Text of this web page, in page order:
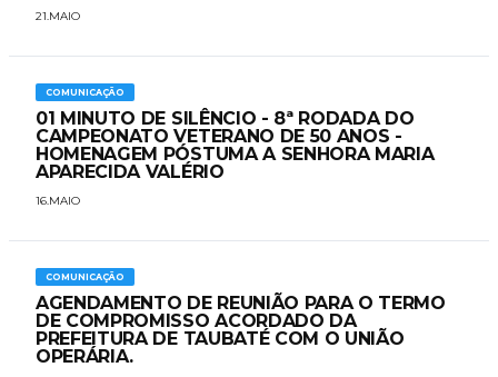
21.MAIO
COMUNICAÇÃO
01 MINUTO DE SILÊNCIO - 8ª RODADA DO
CAMPEONATO VETERANO DE 50 ANOS -
HOMENAGEM PÓSTUMA A SENHORA MARIA
APARECIDA VALÉRIO
16.MAIO
COMUNICAÇÃO
AGENDAMENTO DE REUNIÃO PARA O TERMO
DE COMPROMISSO ACORDADO DA
PREFEITURA DE TAUBATÉ COM O UNIÃO
OPERÁRIA.